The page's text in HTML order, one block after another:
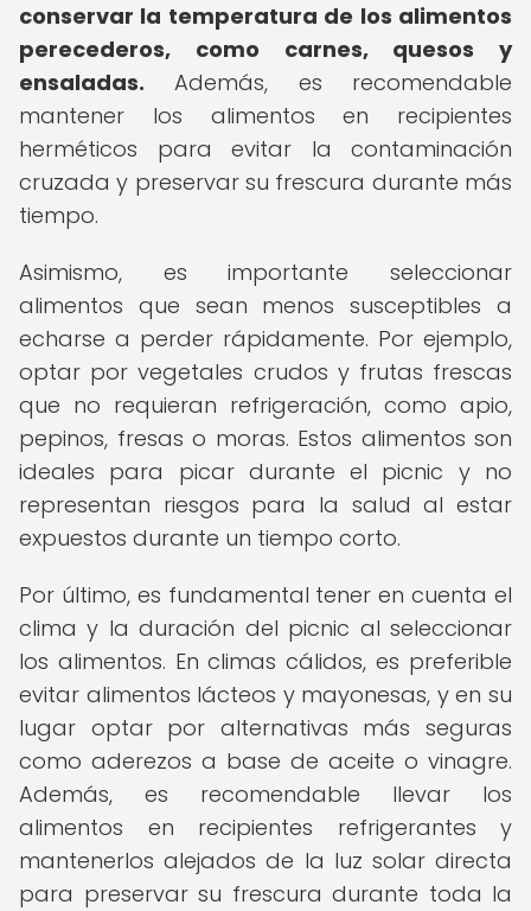
conservar la temperatura de los alimentos
perecederos, como carnes, quesos y
ensaladas. Además, es recomendable
mantener los alimentos en recipientes
herméticos para evitar la contaminación
cruzada y preservar su frescura durante más
tiempo.
Asimismo, es importante seleccionar
alimentos que sean menos susceptibles a
echarse a perder rápidamente. Por ejemplo,
optar por vegetales crudos y frutas frescas
que no requieran refrigeración, como apio,
pepinos, fresas o moras. Estos alimentos son
ideales para picar durante el picnic y no
representan riesgos para la salud al estar
expuestos durante un tiempo corto.
Por último, es fundamental tener en cuenta el
clima y la duración del picnic al seleccionar
los alimentos. En climas cálidos, es preferible
evitar alimentos lácteos y mayonesas, y en su
lugar optar por alternativas más seguras
como aderezos a base de aceite o vinagre.
Además, es recomendable llevar los
alimentos en recipientes refrigerantes y
mantenerlos alejados de la luz solar directa
para preservar su frescura durante toda la